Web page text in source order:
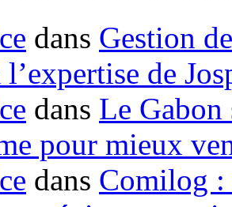
dans Gestion
l’expertise de
dans Le Gabon
pour mieux
dans Comilog :